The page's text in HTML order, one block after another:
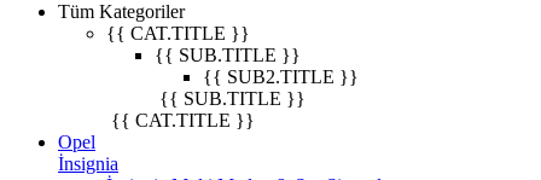
Tüm Kategoriler
{{ CAT.TITLE }}
{{ SUB.TITLE }}
{{ SUB2.TITLE }}
{{ SUB.TITLE }}
{{ CAT.TITLE }}
Opel
İnsignia